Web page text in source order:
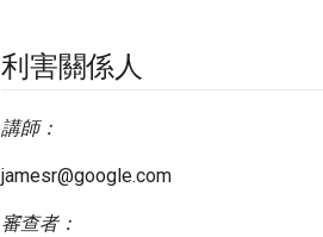
利害關係人
講師：
jamesr@google.com
審查者：